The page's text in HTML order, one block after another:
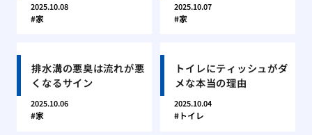
2025.10.08
家
2025.10.07
家
排水溝の悪臭は流れが悪
くなるサイン
2025.10.06
家
トイレにティッシュがダ
メな本当の理由
2025.10.04
トイレ